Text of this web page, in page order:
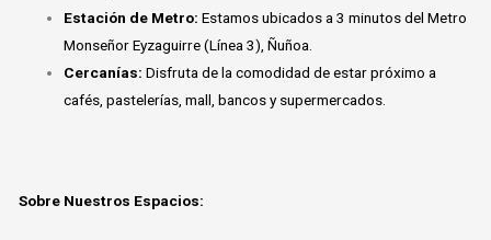
Estación de Metro: Estamos ubicados a 3 minutos del Metro
Monseñor Eyzaguirre (Línea 3), Ñuñoa.
Cercanías: Disfruta de la comodidad de estar próximo a
cafés, pastelerías, mall, bancos y supermercados.
Sobre Nuestros Espacios: